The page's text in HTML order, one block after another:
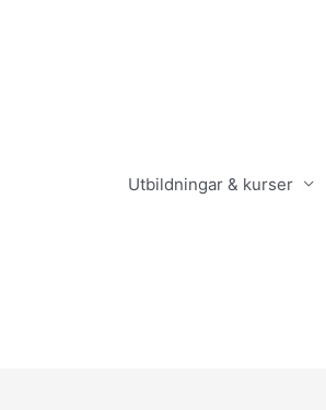
Utbildningar & kurser